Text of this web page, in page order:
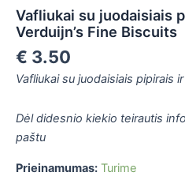
Vafliukai su juodaisiais
Verduijn’s Fine Biscuits
€ 3.50
Vafliukai su juodaisiais pipirais
Dėl didesnio kiekio teirautis
paštu
Prieinamumas: Turime
Fine
Biscuits